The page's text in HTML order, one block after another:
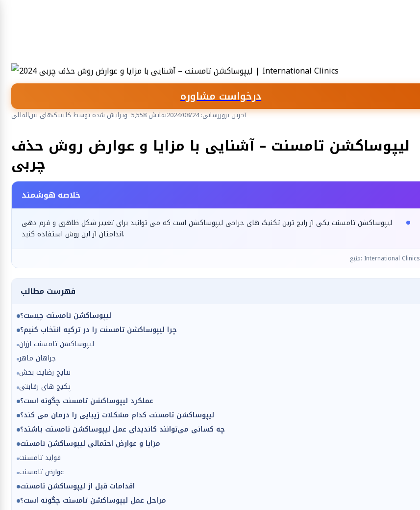
درخواست مشاوره
ویرایش شده توسط کلینیک‌های بین‌المللی 5,558 نمایش آخرین بروزرسانی: 2024/08/24
لیپوساکشن تامسنت – آشنایی با مزایا و عوارض روش حذف
چربی
خلاصه هوشمند
لیپوساکشن تامسنت یکی از رایج ترین تکنیک های جراحی لیپوساکشن است که می توانید برای تغییر شکل ظاهری و فرم دهی
اندامتان از این روش استفاده کنید.
منبع: International Clinics
فهرست مطالب
لیپوساکشن تامسنت چیست؟
چرا لیپوساکشن تامسنت را در ترکیه انتخاب کنیم؟
لیپوساکشن تامسنت ارزان
جراهان ماهر
نتایج رضایت بخش
پکیج های رقابتی
عملکرد لیپوساکشن تامسنت چگونه است؟
لیپوساکشن تامسنت کدام مشکلات زیبایی را درمان می کند؟
چه کسانی می‌توانند کاندیدای عمل لیپوساکشن تامسنت باشند؟
مزایا و عوارض احتمالی لیپوساکشن تامسنت
فواید تامسنت
عوارض تامسنت
اقدامات قبل از لیپوساکشن تامسنت
مراحل عمل لیپوساکشن تامسنت چگونه است؟